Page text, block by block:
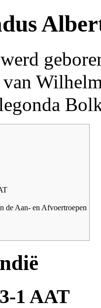
werd
de Aan- en Afvoertroepen
1 AAT